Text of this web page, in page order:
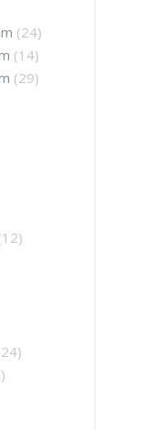
(24)
(14)
(29)